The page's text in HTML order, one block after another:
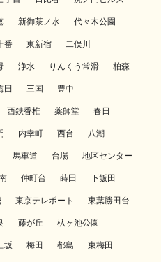
新御茶ノ水 代々木公園
番 東新宿 二俣川
浄水 りんくう常滑 柏森
田 三国 豊中
西鉄香椎 薬師堂 春日
内幸町 西台 八潮
馬車道 台場 地区センター
仲町台 蒔田 下飯田
東京テレポート 東葉勝田台
藤が丘 杁ヶ池公園
坂 梅田 都島 東梅田